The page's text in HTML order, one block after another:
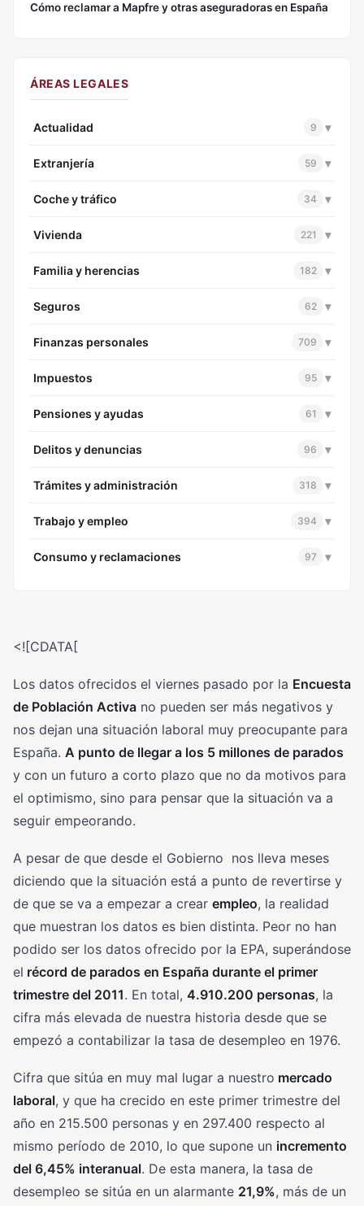
Cómo reclamar a Mapfre y otras aseguradoras en España
ÁREAS LEGALES
Actualidad 9 ▾
Extranjería 59 ▾
Coche y tráfico 34 ▾
Vivienda 221 ▾
Familia y herencias 182 ▾
Seguros 62 ▾
Finanzas personales 709 ▾
Impuestos 95 ▾
Pensiones y ayudas 61 ▾
Delitos y denuncias 96 ▾
Trámites y administración 318 ▾
Trabajo y empleo 394 ▾
Consumo y reclamaciones 97 ▾
<![CDATA[
Los datos ofrecidos el viernes pasado por la Encuesta
de Población Activa no pueden ser más negativos y
nos dejan una situación laboral muy preocupante para
España. A punto de llegar a los 5 millones de parados
y con un futuro a corto plazo que no da motivos para
el optimismo, sino para pensar que la situación va a
seguir empeorando.
A pesar de que desde el Gobierno nos lleva meses
diciendo que la situación está a punto de revertirse y
de que se va a empezar a crear empleo, la realidad
que muestran los datos es bien distinta. Peor no han
podido ser los datos ofrecido por la EPA, superándose
el récord de parados en España durante el primer
trimestre del 2011. En total, 4.910.200 personas, la
cifra más elevada de nuestra historia desde que se
empezó a contabilizar la tasa de desempleo en 1976.
Cifra que sitúa en muy mal lugar a nuestro mercado
laboral, y que ha crecido en este primer trimestre del
año en 215.500 personas y en 297.400 respecto al
mismo período de 2010, lo que supone un incremento
del 6,45% interanual. De esta manera, la tasa de
desempleo se sitúa en un alarmante 21,9%, más de un